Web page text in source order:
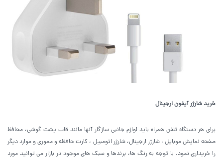
خرید شارژر آیفون ارجینال
برای هر دستگاه تلفن همراه باید لوازم جانبی سازگار آنها مانند قاب پشت گوشی، محافظ
صفحه نمایش موبایل ، شارژر ارجینال، شارژر اتومبیل ، کارت حافظه و مموری و موارد دیگر
را خریداری نمود. با توجه به رنگ ها، برندها و سبک های موجود در بازار می توانید مورد